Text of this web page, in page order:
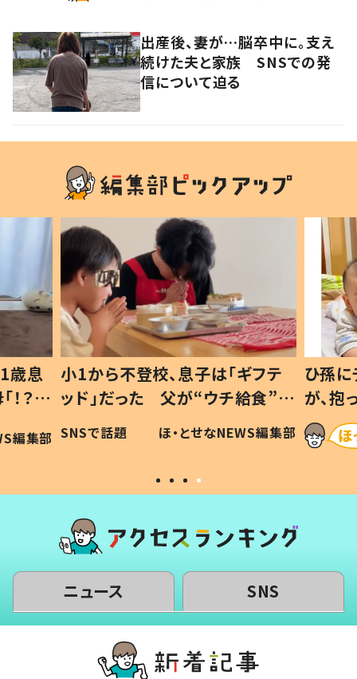
出産後、妻が…脳卒中に。支え
続けた夫と家族 SNSでの発
信について迫る
歳息
？」
編集部
小1から不登校、息子は「ギフテ
ッド」だった 父が“ウチ給食”を
作り続ける理由とは #令和の親
#令和の子
SNSで話題 ほ・とせなNEWS編集部
ひ孫
が、
「涙が
い」
ニュース SNS